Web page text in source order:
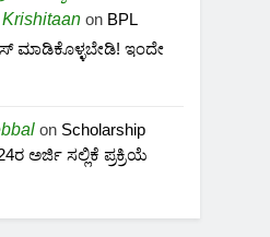
on BPL
ಮಾಡಿಕೊಳ್ಳಬೇಡಿ! ಇಂದೇ
on Scholarship
ಅರ್ಜಿ ಸಲ್ಲಿಕೆ ಪ್ರಕ್ರಿಯೆ